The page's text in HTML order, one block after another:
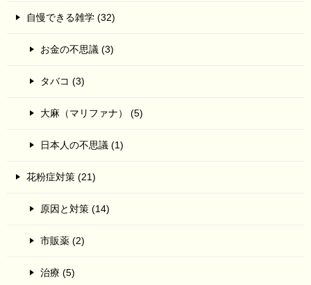
自慢できる雑学 (32)
お金の不思議 (3)
タバコ (3)
大麻（マリファナ） (5)
日本人の不思議 (1)
花粉症対策 (21)
原因と対策 (14)
市販薬 (2)
治療 (5)